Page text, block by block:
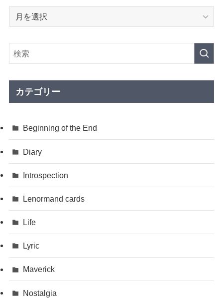
イ
ブ
カテゴリー
Beginning of the End
Diary
Introspection
Lenormand cards
Life
Lyric
Maverick
Nostalgia